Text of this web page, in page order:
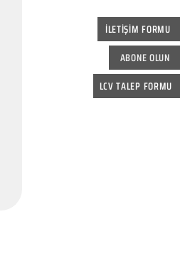
İLETİŞİM FORMU
ABONE OLUN
LCV TALEP FORMU